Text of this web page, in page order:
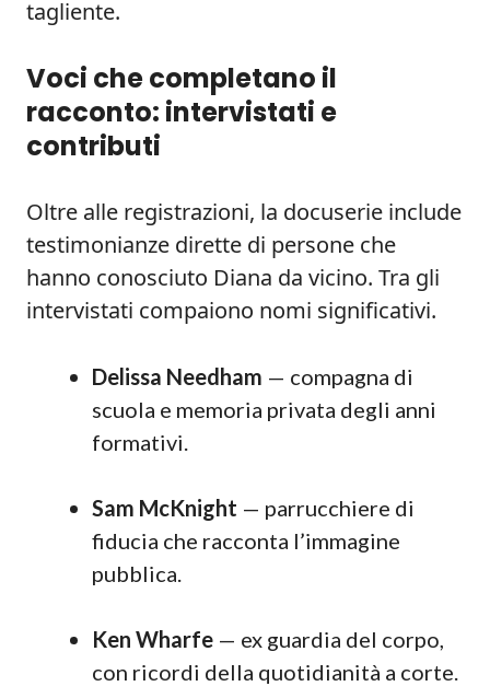
tagliente.
Voci che completano il
racconto: intervistati e
contributi
Oltre alle registrazioni, la docuserie include
testimonianze dirette di persone che
hanno conosciuto Diana da vicino. Tra gli
intervistati compaiono nomi significativi.
Delissa Needham — compagna di
scuola e memoria privata degli anni
formativi.
Sam McKnight — parrucchiere di
fiducia che racconta l’immagine
pubblica.
Ken Wharfe — ex guardia del corpo,
con ricordi della quotidianità a corte.